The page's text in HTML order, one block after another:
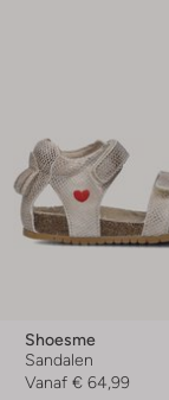
Shoesme
Sandalen
Vanaf € 64,99